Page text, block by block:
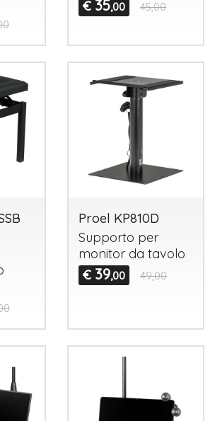
€ 35,00 45,00
Proel KP810D
Supporto per
monitor da tavolo
€ 39,00 49,00